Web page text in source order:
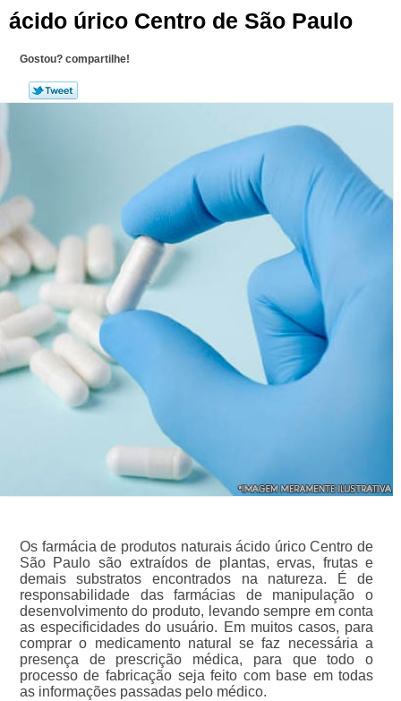
ácido úrico Centro de São Paulo
Gostou? compartilhe!
Os farmácia de produtos naturais ácido úrico Centro de
São Paulo são extraídos de plantas, ervas, frutas e
demais substratos encontrados na natureza. É de
responsabilidade das farmácias de manipulação o
desenvolvimento do produto, levando sempre em conta
as especificidades do usuário. Em muitos casos, para
comprar o medicamento natural se faz necessária a
presença de prescrição médica, para que todo o
processo de fabricação seja feito com base em todas
as informações passadas pelo médico.